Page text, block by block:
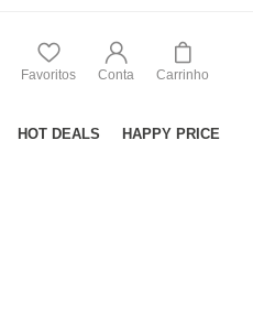
Favoritos Conta Carrinho
HOT DEALS HAPPY PRICE